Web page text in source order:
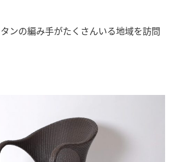
ンの編み手がたくさんいる地域を訪問